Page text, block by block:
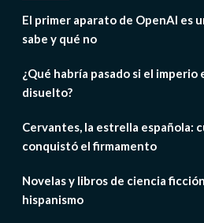
El primer aparato de OpenAI es
sabe y qué no
¿Qué habría pasado si el imperio
disuelto?
Cervantes, la estrella española:
conquistó el firmamento
Novelas y libros de ciencia
hispanismo